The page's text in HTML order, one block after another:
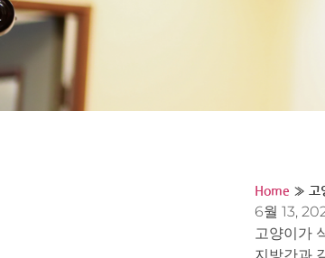
Home » 고
6월 13,
고양이가